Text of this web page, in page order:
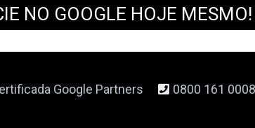
NO GOOGLE HOJE MESMO!
Google Partners 0800 161